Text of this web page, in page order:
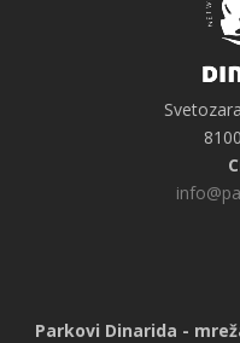
Parkovi Dinarida -